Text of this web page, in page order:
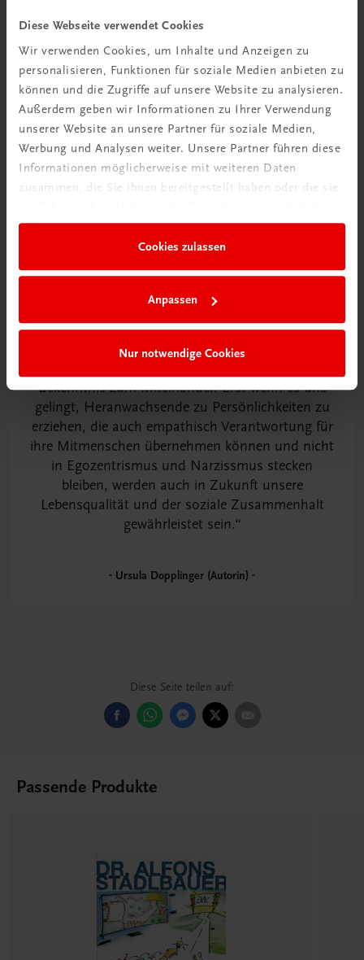
Diese Webseite verwendet Cookies
Wir verwenden Cookies, um Inhalte und Anzeigen zu
personalisieren, Funktionen für soziale Medien anbieten zu
können und die Zugriffe auf unsere Website zu analysieren.
Außerdem geben wir Informationen zu Ihrer Verwendung
unserer Website an unsere Partner für soziale Medien,
Werbung und Analysen weiter. Unsere Partner führen diese
Informationen möglicherweise mit weiteren Daten
zusammen, die Sie ihnen bereitgestellt haben oder die sie
Cookies zulassen
Anpassen
Nur notwendige Cookies
Bekenntnis zum Miteinander. Erst wenn es uns
gelingt, Heranwachsende zu Persönlichkeiten zu
erziehen, die auch empathisch Verantwortung für
ihre Mitmenschen übernehmen können und nicht
in Egozentrismus und Narzissmus stecken
bleiben, werden auch in Zukunft unsere
Lebensqualität und der soziale Zusammenhalt
gewährleistet sein.
Ursula Dopplinger (Autorin)
Diese Seite teilen auf:
Passende Produkte